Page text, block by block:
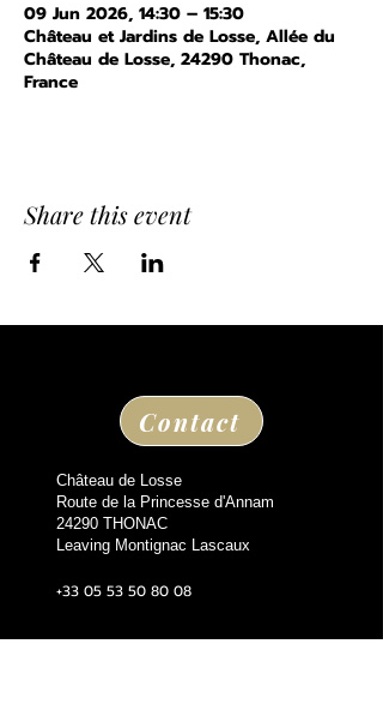
09 Jun 2026, 14:30 – 15:30
Château et Jardins de Losse, Allée du
Château de Losse, 24290 Thonac,
France
Share this event
Contact
Château de Losse
Route de la Princesse d'Annam
24290 THONAC
Leaving Montignac Lascaux
+33 05 53 50 80 08